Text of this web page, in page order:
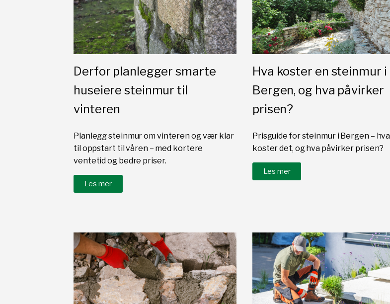
Derfor planlegger smarte
huseiere steinmur til
vinteren
Planlegg steinmur om vinteren og vær klar
til oppstart til våren – med kortere
ventetid og bedre priser.
Les mer
Hva koster en steinmur i
Bergen, og hva påvirker
prisen?
Prisguide for steinmur i Bergen – hva
koster det, og hva påvirker prisen?
Les mer